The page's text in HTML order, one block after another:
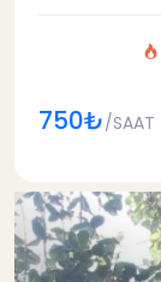
750₺/SAAT